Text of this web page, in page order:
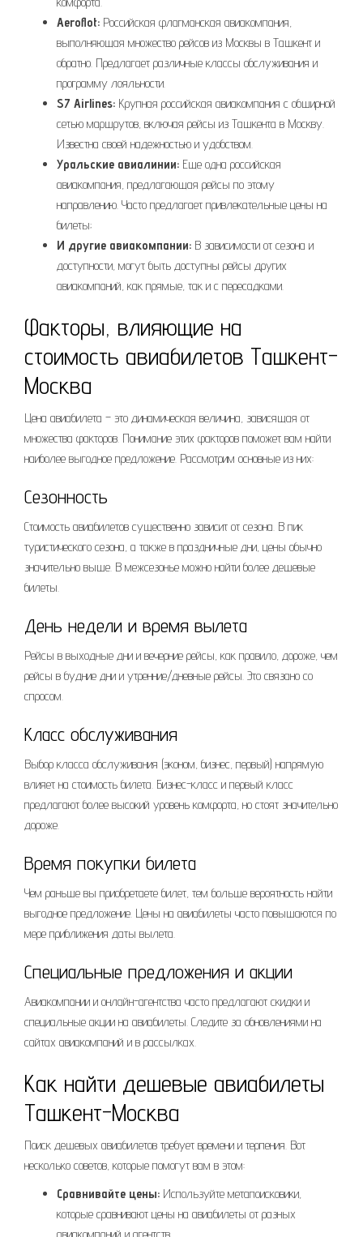
Aeroflot: Российская флагманская авиакомпания,
выполняющая множество рейсов из Москвы в Ташкент и
обратно. Предлагает различные классы обслуживания и
программу лояльности.
S7 Airlines: Крупная российская авиакомпания с обширной
сетью маршрутов, включая рейсы из Ташкента в Москву.
Известна своей надежностью и удобством.
Уральские авиалинии: Еще одна российская
авиакомпания, предлагающая рейсы по этому
направлению. Часто предлагает привлекательные цены на
билеты;
И другие авиакомпании: В зависимости от сезона и
доступности, могут быть доступны рейсы других
авиакомпаний, как прямые, так и с пересадками.
Факторы, влияющие на
стоимость авиабилетов Ташкент-
Москва
Цена авиабилета – это динамическая величина, зависящая от
множества факторов. Понимание этих факторов поможет вам найти
наиболее выгодное предложение. Рассмотрим основные из них:
Сезонность
Стоимость авиабилетов существенно зависит от сезона. В пик
туристического сезона, а также в праздничные дни, цены обычно
значительно выше. В межсезонье можно найти более дешевые
билеты.
День недели и время вылета
Рейсы в выходные дни и вечерние рейсы, как правило, дороже, чем
рейсы в будние дни и утренние/дневные рейсы. Это связано со
спросом.
Класс обслуживания
Выбор класса обслуживания (эконом, бизнес, первый) напрямую
влияет на стоимость билета. Бизнес-класс и первый класс
предлагают более высокий уровень комфорта, но стоят значительно
дороже.
Время покупки билета
Чем раньше вы приобретаете билет, тем больше вероятность найти
выгодное предложение. Цены на авиабилеты часто повышаются по
мере приближения даты вылета.
Специальные предложения и акции
Авиакомпании и онлайн-агентства часто предлагают скидки и
специальные акции на авиабилеты. Следите за обновлениями на
сайтах авиакомпаний и в рассылках.
Как найти дешевые авиабилеты
Ташкент-Москва
Поиск дешевых авиабилетов требует времени и терпения. Вот
несколько советов, которые помогут вам в этом:
Сравнивайте цены: Используйте метапоисковики,
которые сравнивают цены на авиабилеты от разных